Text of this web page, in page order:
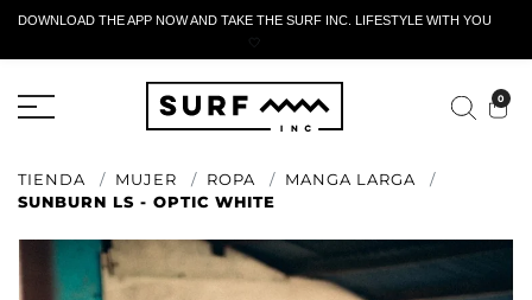
DOWNLOAD THE APP NOW AND TAKE THE SURF INC. LIFESTYLE WITH YOU
🤍
0
TIENDA MUJER ROPA
MANGA LARGA
SUNBURN LS - OPTIC WHITE
FORMULARIO DE RETORNO ACTIVO